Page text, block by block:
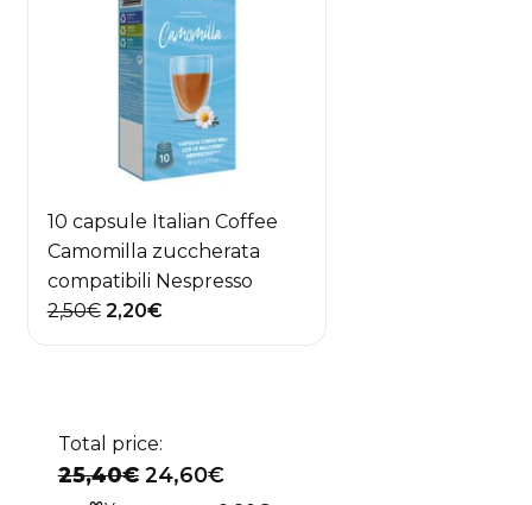
10 capsule Italian Coffee
Camomilla zuccherata
compatibili Nespresso
2,50€ Il
2,20€Il
Total price:
25,40€ 24,60€